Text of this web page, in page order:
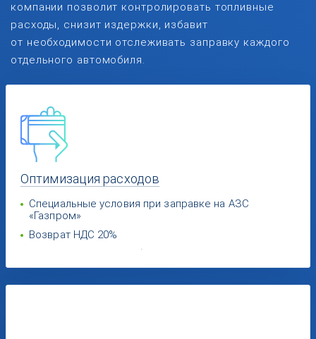
компании позволит контролировать топливные
расходы, снизит издержки, избавит
от необходимости отслеживать заправку каждого
отдельного автомобиля.
Оптимизациярасходов
Специальные условия при заправке на АЗС
«Газпром»
Возврат НДС 20%